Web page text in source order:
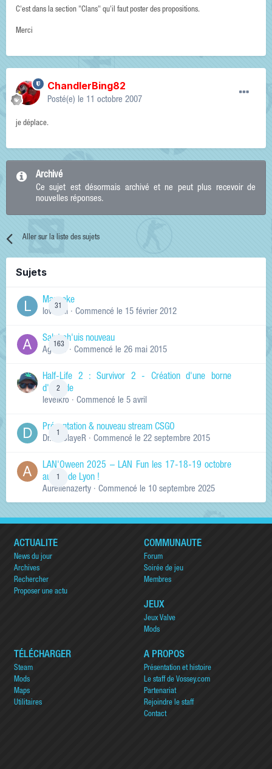
C'est dans la section "Clans" qu'il faut poster des propositions.
Merci
ChandlerBing82
Posté(e) le 11 octobre 2007
je déplace.
Archivé
Ce sujet est désormais archivé et ne peut plus recevoir de
nouvelles réponses.
Aller sur la liste des sujets
Sujets
31
Manneke
lowskill · Commencé le 15 février 2012
163
Salut ch'uis nouveau
Ag0Nie · Commencé le 26 mai 2015
2
Half-Life 2 : Survivor 2 - Création d'une borne
d'arcade
levelkro · Commencé le 5 avril
Présentation & nouveau stream CSGO
Dr.KinSlayeR · Commencé le 22 septembre 2015
LAN'Oween 2025 – LAN Fun les 17-18-19 octobre
au sud de Lyon !
Aurelienazerty · Commencé le 10 septembre 2025
ACTUALITÉ
News du jour
Archives
Rechercher
Proposer une actu
COMMUNAUTÉ
Forum
Soirée de jeu
Membres
JEUX
Jeux Valve
Mods
TÉLÉCHARGER
Steam
Mods
Maps
Utilitaires
A PROPOS
Présentation et histoire
Le staff de Vossey.com
Partenariat
Rejoindre le staff
Contact